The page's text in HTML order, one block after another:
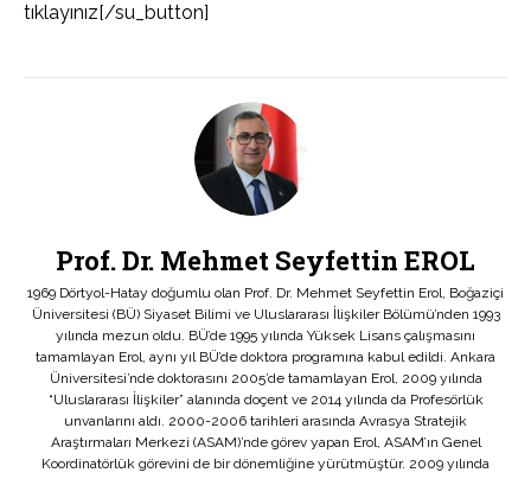
tıklayınız[/su_button]
Prof. Dr. Mehmet Seyfettin EROL
1969 Dörtyol-Hatay doğumlu olan Prof. Dr. Mehmet Seyfettin Erol, Boğaziçi
Üniversitesi (BÜ) Siyaset Bilimi ve Uluslararası İlişkiler Bölümü’nden 1993
yılında mezun oldu. BÜ’de 1995 yılında Yüksek Lisans çalışmasını
tamamlayan Erol, aynı yıl BÜ’de doktora programına kabul edildi. Ankara
Üniversitesi’nde doktorasını 2005’de tamamlayan Erol, 2009 yılında
“Uluslararası İlişkiler” alanında doçent ve 2014 yılında da Profesörlük
unvanlarını aldı. 2000-2006 tarihleri arasında Avrasya Stratejik
Araştırmaları Merkezi (ASAM)’nde görev yapan Erol, ASAM’ın Genel
Koordinatörlük görevini de bir dönemliğine yürütmüştür. 2009 yılında